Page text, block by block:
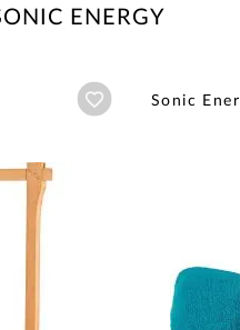
ENERGY
Añadir a wishlist
Sonic